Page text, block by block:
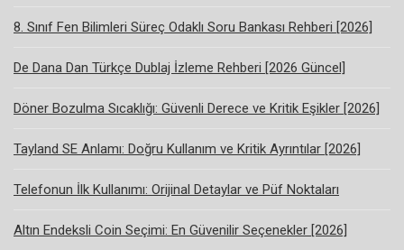
8. Sınıf Fen Bilimleri Süreç Odaklı Soru Bankası Rehberi [2026]
De Dana Dan Türkçe Dublaj İzleme Rehberi [2026 Güncel]
Döner Bozulma Sıcaklığı: Güvenli Derece ve Kritik Eşikler [2026]
Tayland SE Anlamı: Doğru Kullanım ve Kritik Ayrıntılar [2026]
Telefonun İlk Kullanımı: Orijinal Detaylar ve Püf Noktaları
Altın Endeksli Coin Seçimi: En Güvenilir Seçenekler [2026]